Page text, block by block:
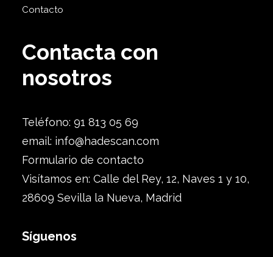
Contacto
Contacta con
nosotros
Teléfono: 91 813 05 69
email: info@hadescan.com
Formulario de contacto
Visítamos en: Calle del Rey, 12, Naves 1 y 10,
28609 Sevilla la Nueva, Madrid
Síguenos